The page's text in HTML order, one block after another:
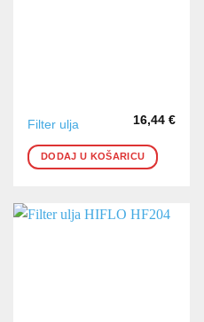
Filter ulja 16,44 €
DODAJ U KOŠARICU